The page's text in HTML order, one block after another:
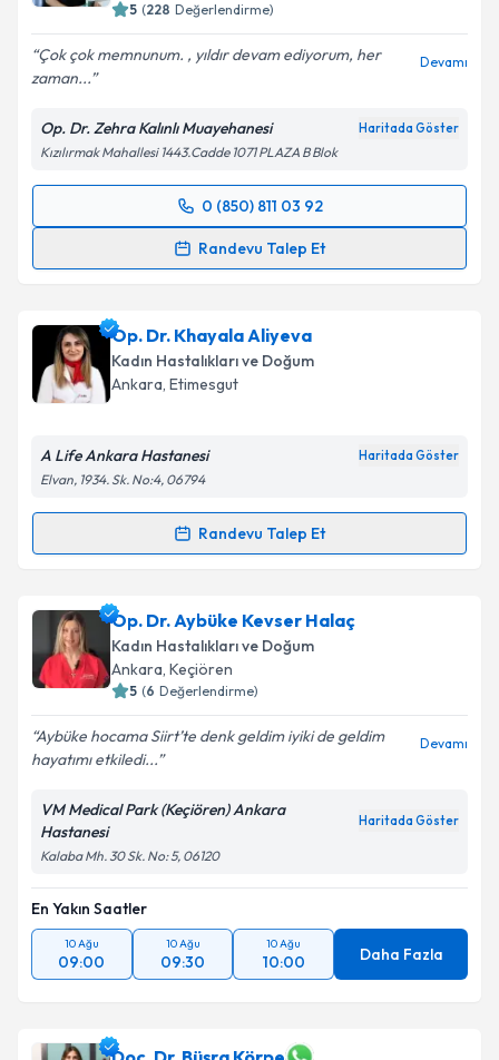
kapsamda işlenmesini kabul ediyorum.
Takvim Talebini Gönder
5 (228 Değerlendirme)
Çok çok memnunum. , yıldır devam ediyorum, her
zaman...
Devamı
Op. Dr. Zehra Kalınlı Muayehanesi Haritada Göster
Kızılırmak Mahallesi 1443.Cadde 1071 PLAZA B Blok
0 (850) 811 03 92
Randevu Talep Et
Randevu Takvimi Talebi
takvim hazırlandığında e-posta ile bilgilendireceğiz.
E-posta Adresiniz
Kişisel verilerimin işlenmesine ilişkin
Metni'ni okudum ve kişisel verilerimin belirtilen
kapsamda işlenmesini kabul ediyorum.
Op. Dr. Khayala Aliyeva
Kadın Hastalıkları ve Doğum
Ankara, Etimesgut
A Life Ankara Hastanesi Haritada Göster
Elvan, 1934. Sk. No:4, 06794
Randevu Talep Et
Randevu Takvimi Talebi
Op. Dr. Khayala Aliyevaiçin randevu takvimi talebi
oluşturun. Size bu uzmandan randevu almanız için bir
takvim hazırlandığında e-posta ile bilgilendireceğiz.
Kişisel verilerimin işlenmesine ilişkin
Aydınlatma
Metni
kapsamda işlenmesini kabul ediyorum.
Takvim Talebini Gönder
Op. Dr. Aybüke Kevser Halaç
Kadın Hastalıkları ve Doğum
Ankara, Keçiören
5 (6 Değerlendirme)
Aybüke hocama Siirt’te denk geldim iyiki de geldim
hayatımı etkiledi...
Devamı
VM Medical Park (Keçiören) Ankara
Hastanesi
Haritada Göster
Kalaba Mh. 30 Sk. No: 5, 06120
En Yakın Saatler
10 Ağu
09:00
10 Ağu
09:30
10 Ağu
10:00 Daha Fazla